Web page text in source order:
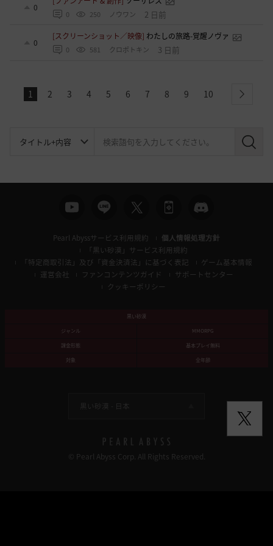
0
0 250 ノウワン 2 日前
0
[スクリーンショット／映像] わたしの旅路-覚醒ノヴァ
0 581 クロポトキン 3 日前
1 2 3 4 5 6 7 8 9 10 next
検
Pearl Abyssサービス利用規約
個人情報処理方針
「黒い砂漠」サービス利用規約
「特定商取引法」及び「資金決済法」に基づく表記
ゲーム基本情報
運営会社
ファンコンテンツガイド
サポートセンター
クッキーポリシー
黒い砂漠
ジャンル
MMORPG
課金形態
基本プレイ無料
対象
全年齢
黒い砂漠 - 日本
© Pearl Abyss Corp. All Rights Reserved.